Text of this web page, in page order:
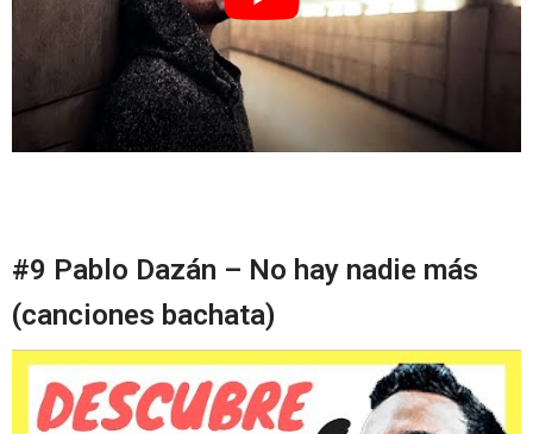
#9 Pablo Dazán – No hay nadie más
(canciones bachata)